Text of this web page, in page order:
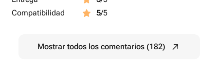
Compatibilidad
5/5
Mostrar todos los comentarios (182)